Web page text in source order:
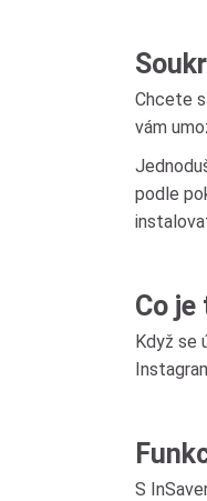
Chcete
vám
podle
Co
Když se
S